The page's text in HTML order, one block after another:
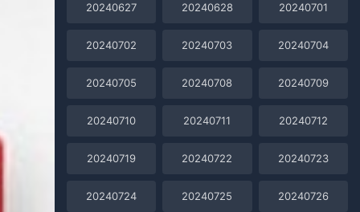
20240627 20240628 20240701
20240702 20240703 20240704
20240705 20240708 20240709
20240710 20240711 20240712
20240719 20240722 20240723
20240724 20240725 20240726